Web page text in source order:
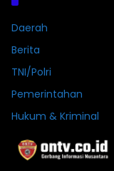
Daerah
Berita
TNI/Polri
Pemerintahan
Hukum & Kriminal